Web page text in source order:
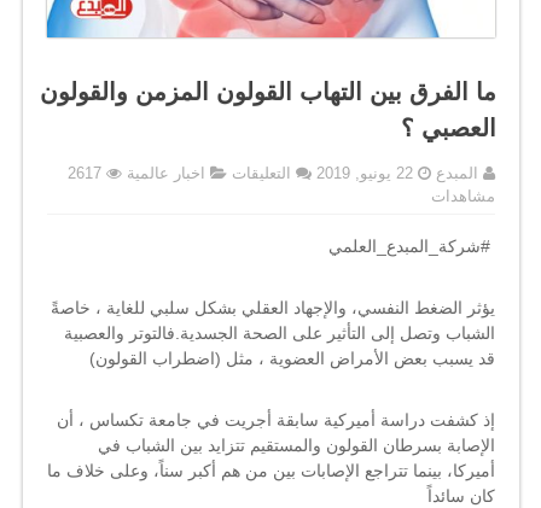
ما الفرق بين التهاب القولون المزمن والقولون
العصبي ؟
المبدع 22 يونيو, 2019 التعليقات على
المزمن
والقولون
العصبي
اخبار عالمية
2617
مشاهدات
#شركة_المبدع_العلمي
يؤثر الضغط النفسي، والإجهاد العقلي بشكل سلبي للغاية ، خاصةً
الشباب وتصل إلى التأثير على الصحة الجسدية.فالتوتر والعصبية
قد يسبب بعض الأمراض العضوية ، مثل (اضطراب القولون)
إذ كشفت دراسة أميركية سابقة أجريت في جامعة تكساس ، أن
الإصابة بسرطان القولون والمستقيم تتزايد بين الشباب في
أميركا، بينما تتراجع الإصابات بين من هم أكبر سناً، وعلى خلاف ما
كان سائداً